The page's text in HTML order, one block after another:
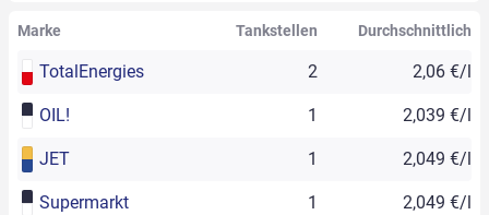
Marke Tankstellen Durchschnittlich
TotalEnergies 2 2,06 €/l
OIL! 1 2,039 €/l
JET 1 2,049 €/l
Supermarkt 1 2,049 €/l